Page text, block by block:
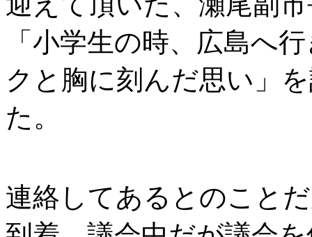
「小学生の時、広島へ
クと胸に刻んだ思い」
た。
連絡してあるとのこと